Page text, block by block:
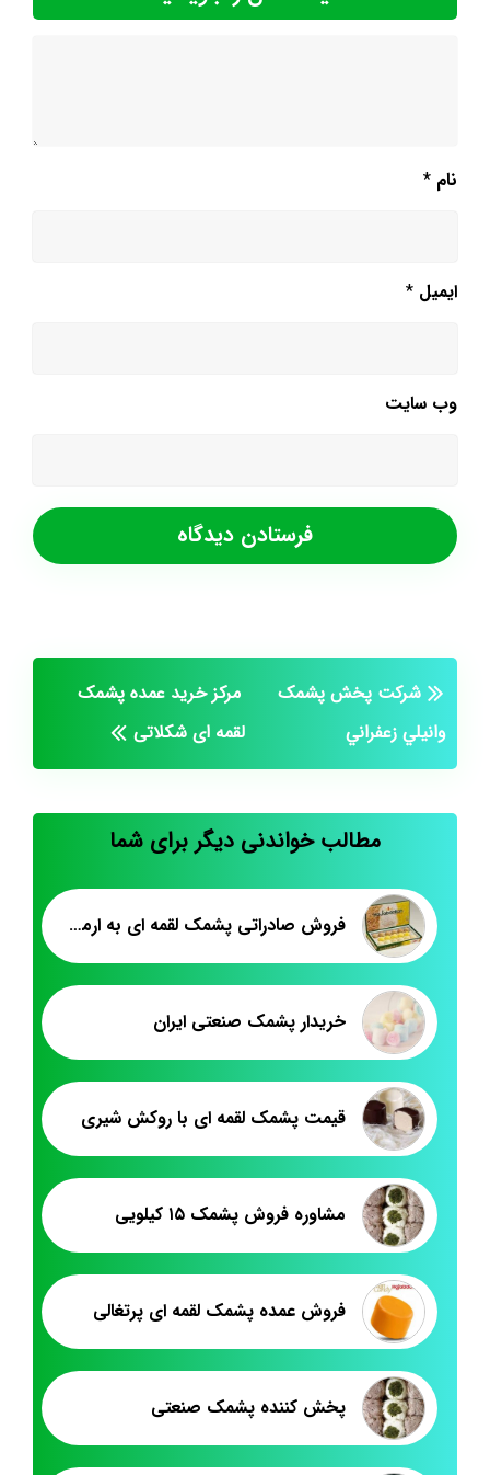
نام *
ایمیل *
وب‌ سایت
شرکت پخش پشمک
وانيلي زعفراني
مرکز خرید عمده پشمک
لقمه ای شکلاتی
مطالب خواندنی دیگر برای شما
فروش صادراتی پشمک لقمه ای به ارمنستان
خریدار پشمک صنعتی ایران
قیمت پشمک لقمه ای با روکش شیری
مشاوره فروش پشمک ۱۵ کیلویی
فروش عمده پشمک لقمه ای پرتغالی
پخش کننده پشمک صنعتی